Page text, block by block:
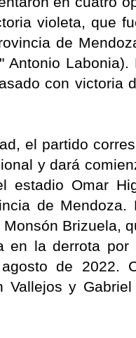
violeta, que
de
Antonio
con victoria
el partido
y dará
estadio Omar
de Mendoza.
Brizuela,
en la derrota
de 2022.
Vallejos y